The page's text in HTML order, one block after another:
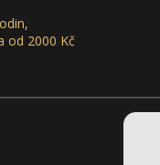
od 2000 Kč